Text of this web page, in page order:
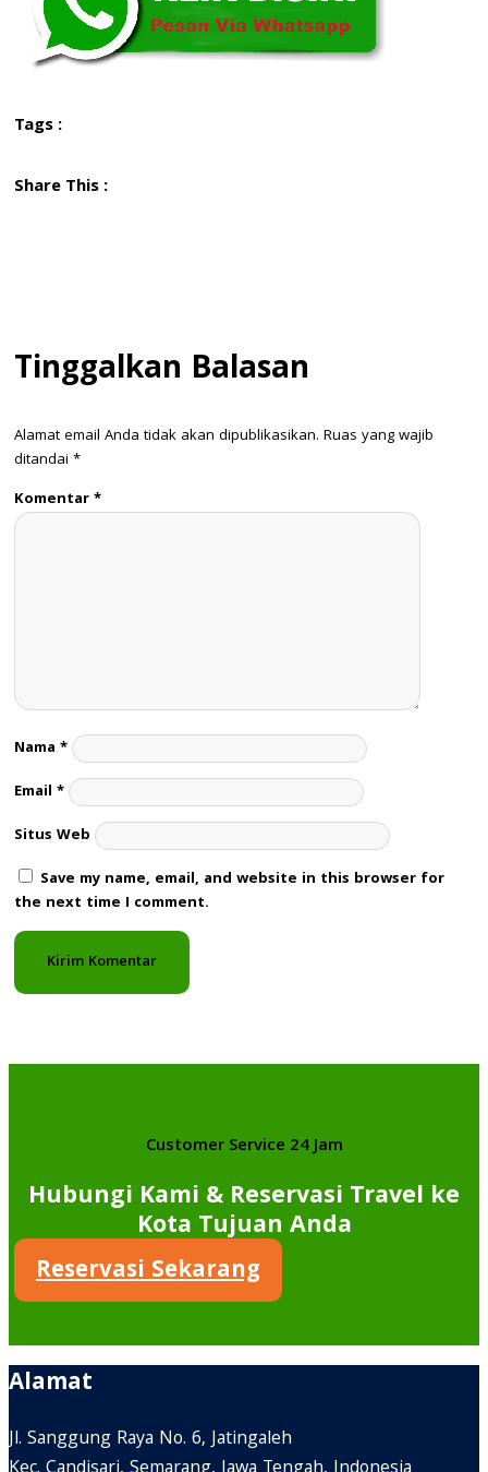
Tags :
Share This :
Tinggalkan Balasan
Alamat email Anda tidak akan dipublikasikan. Ruas yang wajib
ditandai *
Komentar*
Nama *
Email *
Situs Web
Save my name, email, and website in this browser for
the next time I comment.
Customer Service 24 Jam
Hubungi Kami & Reservasi Travel ke
Kota Tujuan Anda
Reservasi Sekarang
Alamat
Jl. Sanggung Raya No. 6, Jatingaleh